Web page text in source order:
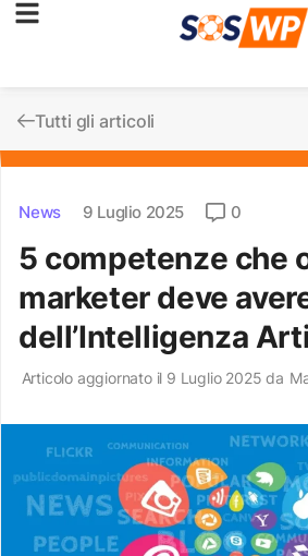
Tutti gli articoli
News 9 Luglio 2025 0
5 competenze che
marketer deve
dell’Intelligenza
Articolo aggiornato il 9 Luglio 2025 da